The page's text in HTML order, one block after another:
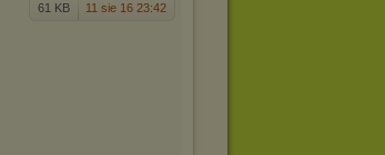
61 KB 11 sie 16 23:42